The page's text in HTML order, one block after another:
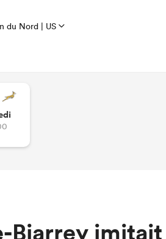
du Nord | US
Biarrey